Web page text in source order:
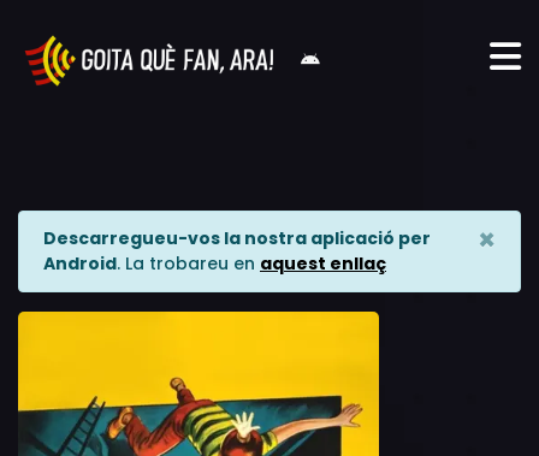
Descarregueu-vos la nostra aplicació per
Android. La trobareu en aquest enllaç
×